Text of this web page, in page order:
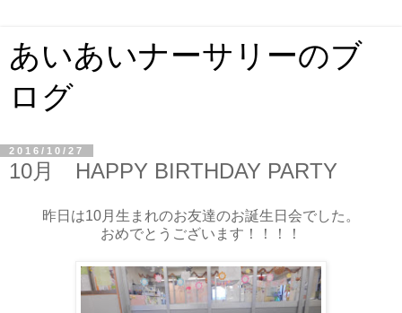
あいあいナーサリーのブ
ログ
2016/10/27
10月 HAPPY BIRTHDAY PARTY
昨日は10月生まれのお友達のお誕生日会でした。
おめでとうございます！！！！